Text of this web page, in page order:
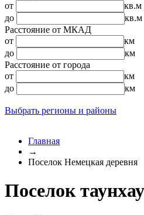
от
кв.м
до
кв.м
Расстояние от МКАД
от
км
до
км
Расстояние от города
от
км
до
км
Выбрать регионы и районы
Главная
→
Поселок Немецкая деревня
Поселок